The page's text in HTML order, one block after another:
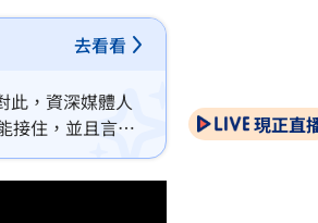
去看看
此，資深媒體人
接住，並且言之
現正直